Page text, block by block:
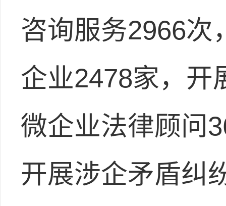
咨询服务2966次
企业2478家，开
微企业法律顾问
开展涉企矛盾纠